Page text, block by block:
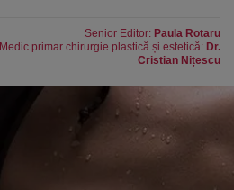
Senior Editor: Paula Rotaru
Medic primar chirurgie plastică și estetică: Dr.
Cristian Nițescu